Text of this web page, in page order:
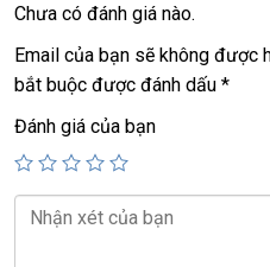
+ màn hình15,6in led Full HD
+ vga AMD radeon
+ usb 3.0, usb type C, hdmi,
+ pin mới sạc11 lần
+ phím chiclet, full phím số
Chưa có đánh giá nào.
Email của bạn sẽ không được
bắt buộc được đánh dấu *
Đánh giá của bạn